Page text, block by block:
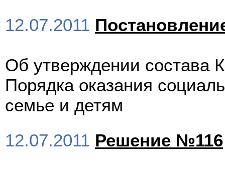
12.07.2011
Об утверждении состава
Порядка оказания
семье и детям
12.07.2011 Решение №116